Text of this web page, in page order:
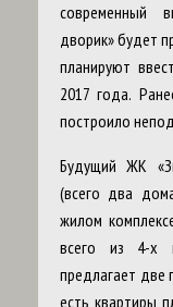
современный
дворик» будет
планируют
2017 года.
построило
Будущий ЖК
(всего два
жилом
всего из 4-х
предлагает две
есть квартиры